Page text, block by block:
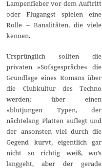
Lampenfieber vor dem Auftritt
oder Flugangst spielen eine
Rolle – Banalitäten, die viele
kennen.
Ursprünglich sollten die
privaten »Sofagespräche« die
Grundlage eines Romans über
die Clubkultur des Techno
werden; über einen
»blutjungen Typen, der
nächtelang Platten auflegt und
der ansonsten viel durch die
Gegend kurvt, eigentlich gar
nicht so richtig weiß, wo’s
langgeht, aber der gerade